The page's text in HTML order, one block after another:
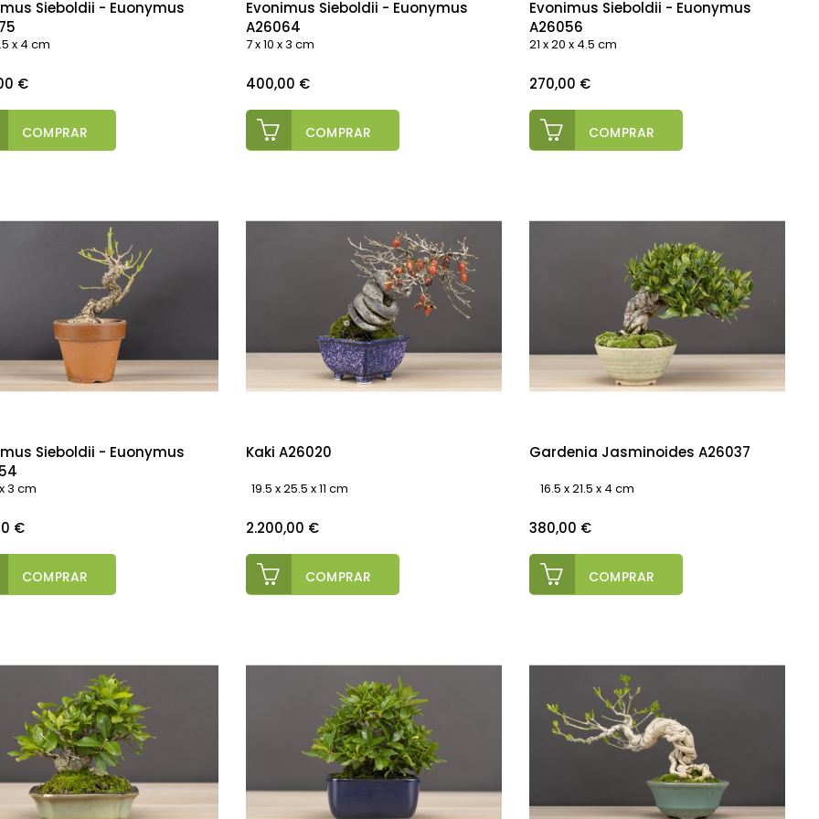
Sieboldii - Euonymus
x 4 cm
€
COMPRAR
Evonimus Sieboldii - Euonymus
A26064
7 x 10 x 3 cm
Precio
400,00 €
COMPRAR
Evonimus Sieboldii - Euonymus
A26056
21 x 20 x 4.5 cm
Precio
270,00 €
COMPRAR
Sieboldii - Euonymus
3 cm
€
COMPRAR
Kaki A26020
19.5 x 25.5 x 11 cm
Precio
2.200,00 €
COMPRAR
Gardenia Jasminoides A26037
16.5 x 21.5 x 4 cm
Precio
380,00 €
COMPRAR